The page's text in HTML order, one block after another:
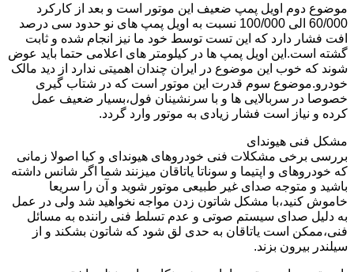
موضوع دوم اویل پمپ ضعیف این موتور است و بعد از کارکرد
60/000 الی 100/000 نسبت به اویل پمپ های نو حدود سی درصد
افت فشار دارد که این تست توسط خود ما نیز انجام شده و ثابت
گشته است.این اویل پمپ ها در کیلومتر های اعلامی حتما باید عوض
شوند که خوب این موضوع در ایران چندان اهمیتی ندارد از دید مالک
خودرو.موضوع سوم قدرت این موتور است که در شتاب گیری
خصوصا در سربالایی ها و با سرنشینان فول،بسیار ضعیف عمل
کرده و نیاز است فشار زیادی به موتور وارد گردد.
مشکل فنی هیوندای
بررسی برخی مشکلات فنی خودروهای هیوندای و کیا اصولا زمانی
که خودروهای و اپتیما و سوناتا یاتاقان میزنند شما اگر شانس داشته
باشید و متوجه صدای غیر طبیعی موتور شوید و آن را سریعا
خاموش کنید،با مشکل شاتون زدن مواجه نخواهید شد ولی در عمل
به دلیل صدای سیستم صوتی و عدم تسلط فنی راننده به مسائل
فنی،ممکن است یاتاقان به حدی لق شود که شاتون بشکند و از
سیلندر بیرون بزند.